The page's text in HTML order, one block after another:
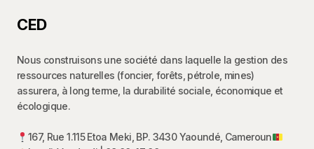
CED
Nous construisons une société dans laquelle la gestion des
ressources naturelles (foncier, forêts, pétrole, mines)
assurera, à long terme, la durabilité sociale, économique et
écologique.
167, Rue 1.115 Etoa Meki, BP. 3430 Yaoundé, Cameroun